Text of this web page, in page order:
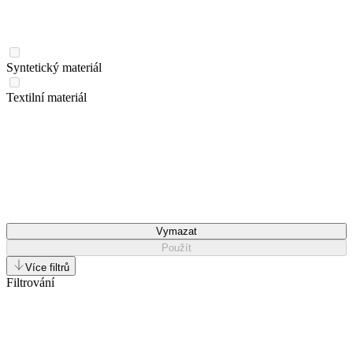
Syntetický materiál
Textilní materiál
Vymazat
Použít
Více filtrů
Filtrování